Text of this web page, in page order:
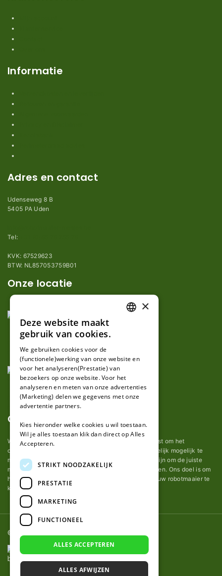
Informatie
Adres en contact
Udenseweg 8 B
5405 PA Uden
Tel:
KVK: 67529623
BTW: NL857053759B01
Onze locatie
Over ons
Wij van robotmaaier-mesjes.be doen ons uiterste best om het
onderhoud van robot grasmaaier mesjes zo gemakkelijk mogelijk te
maken. Uit ervaring merkten we hoe lastig het kan zijn om de juiste
messen voor een automatische grasmachine te vinden. Ons doel is om
het u makkelijk te maken om de goede mesjes voor uw robotmaaier te
kopen.
© 2026 Robotmaaier-mesjes.be
GERMAN
×
Deze website maakt
gebruik van cookies.
We gebruiken cookies voor de
(functionele)werking van onze website en
voor het analyseren(Prestatie) van
bezoekers op onze website. Voor het
analyseren en meten van onze advertenties
(Marketing) delen we gegevens met onze
advertentie partners.
Kies hieronder welke cookies u wil toestaan.
Wil je alles toestaan klik dan direct op Alles
Accepteren.
STRIKT NOODZAKELIJK
PRESTATIE
MARKETING
FUNCTIONEEL
ALLES ACCEPTEREN
ALLES AFWIJZEN